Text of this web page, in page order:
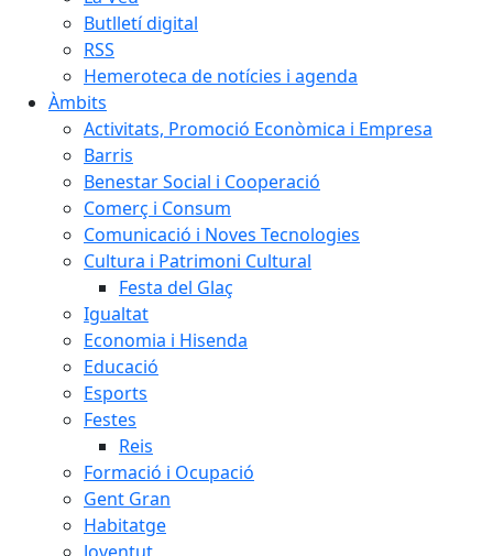
Butlletí digital
RSS
Hemeroteca de notícies i agenda
Àmbits
Activitats, Promoció Econòmica i Empresa
Barris
Benestar Social i Cooperació
Comerç i Consum
Comunicació i Noves Tecnologies
Cultura i Patrimoni Cultural
Festa del Glaç
Igualtat
Economia i Hisenda
Educació
Esports
Festes
Reis
Formació i Ocupació
Gent Gran
Habitatge